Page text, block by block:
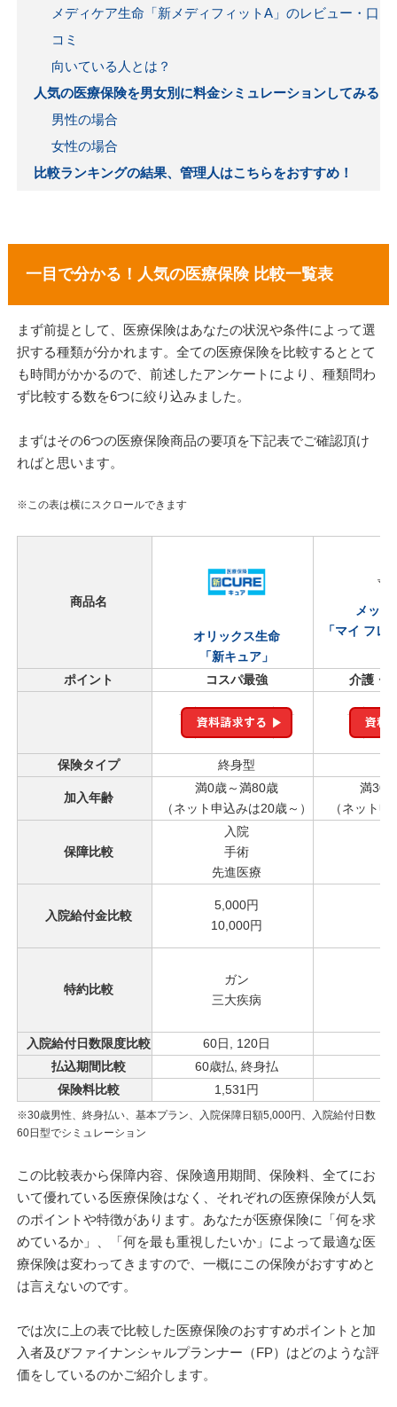
メディケア生命「新メディフィットA」のレビュー・口
コミ
向いている人とは？
人気の医療保険を男女別に料金シミュレーションしてみる
男性の場合
女性の場合
比較ランキングの結果、管理人はこちらをおすすめ！
一目で分かる！人気の医療保険 比較一覧表
まず前提として、医療保険はあなたの状況や条件によって選
択する種類が分かれます。全ての医療保険を比較するととて
も時間がかかるので、前述したアンケートにより、種類問わ
ず比較する数を6つに絞り込みました。
まずはその6つの医療保険商品の要項を下記表でご確認頂け
ればと思います。
※この表は横にスクロールできます
商品名
オリックス生命
「新キュア」
メット
「マイ フレ
ポイント コスパ最強 介護・
保険タイプ 終身型
加入年齢
満0歳～満80歳
（ネット申込みは20歳～）
満30
（ネット
保障比較
入院
手術
先進医療
入院給付金比較
5,000円
10,000円
特約比較
ガン
三大疾病
入院給付日数限度比較 60日, 120日
払込期間比較
60歳払, 終身払
保険料比較
1,531円
※30歳男性、終身払い、基本プラン、入院保障日額5,000円、入院給付日数
60日型でシミュレーション
この比較表から保障内容、保険適用期間、保険料、全てにお
いて優れている医療保険はなく、それぞれの医療保険が人気
のポイントや特徴があります。あなたが医療保険に「何を求
めているか」、「何を最も重視したいか」によって最適な医
療保険は変わってきますので、一概にこの保険がおすすめと
は言えないのです。
では次に上の表で比較した医療保険のおすすめポイントと加
入者及びファイナンシャルプランナー（FP）はどのような評
価をしているのかご紹介します。